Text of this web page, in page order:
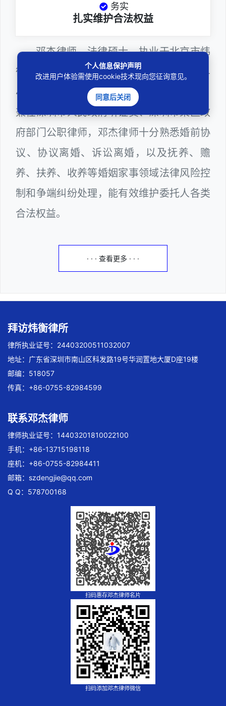
务实
扎实维护合法权益
邓杰律师，法律硕士，执业于北京市炜
衡（深圳）律师事务所，律师执业证号为14
403201810022100。邓杰律师现（或曾）
兼任深圳市人民政府听证员、深圳市某区政
府部门公职律师，邓杰律师十分熟悉婚前协
议、协议离婚、诉讼离婚，以及抚养、赡
养、扶养、收养等婚姻家事领域法律风险控
制和争端纠纷处理，能有效维护委托人各类
合法权益。
· · · 查看更多 · · ·
拜访炜衡律所
律所执业证号：24403200511032007
地址：广东省深圳市南山区科发路19号华润置地大厦D座19楼
邮编：518057
传真：+86-0755-82984599
联系邓杰律师
律师执业证号：14403201810022100
手机：+86-13715198118
座机：+86-0755-82984411
邮箱： szdengjie@qq.com
Q Q：578700168
扫码惠存邓杰律师名片
扫码添加邓杰律师微信
个人信息保护声明
改进用户体验需使用cookie技术现向您征询意见。
同意后关闭